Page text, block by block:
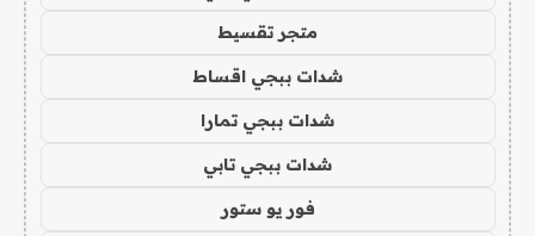
متجر تقسيط
شدات ببجي اقساط
شدات ببجي تمارا
شدات ببجي تابي
فور يو ستور